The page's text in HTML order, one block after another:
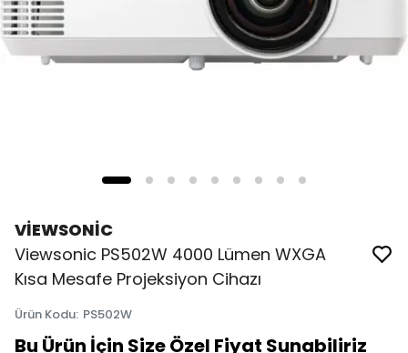
VİEWSONİC
Viewsonic PS502W 4000 Lümen WXGA
Kısa Mesafe Projeksiyon Cihazı
Ürün Kodu: PS502W
Bu Ürün İçin Size Özel Fiyat Sunabiliriz